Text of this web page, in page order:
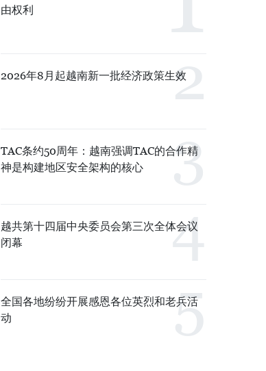
由权利
2026年8月起越南新一批经济政策生效
TAC条约50周年：越南强调TAC的合作精
神是构建地区安全架构的核心
越共第十四届中央委员会第三次全体会议
闭幕
全国各地纷纷开展感恩各位英烈和老兵活
动